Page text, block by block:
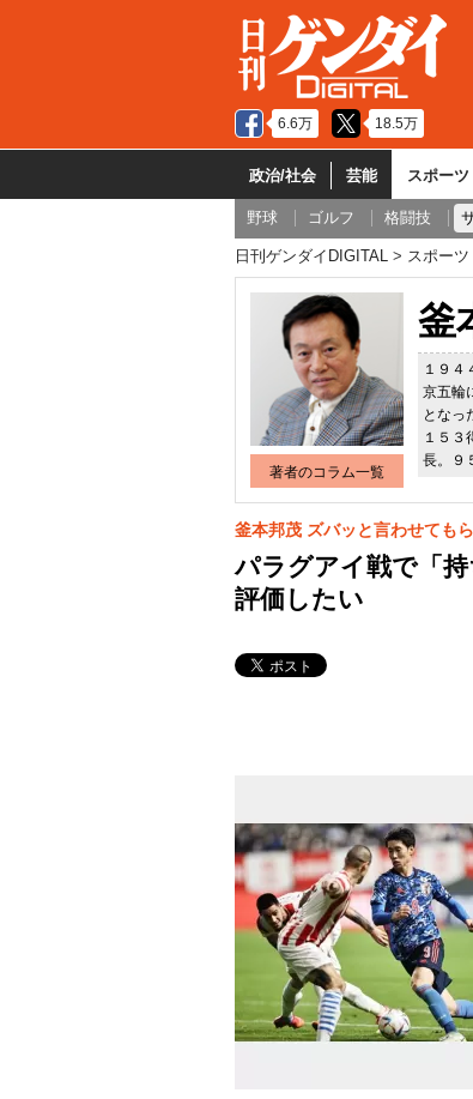
6.6万 18.5万
政治/社会 芸能 スポーツ
野球 ゴルフ 格闘技
日刊ゲンダイDIGITAL スポーツ
著者のコラム一覧
釜
１９４
京五輪
となっ
１５３
長。９
釜本邦茂 ズバッと言わせてもら
パラグアイ戦で「
評価したい